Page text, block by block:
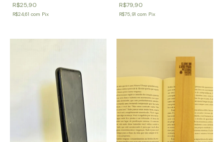
R$25,90
R$24,61 com Pix
R$79,90
R$75,91 com Pix